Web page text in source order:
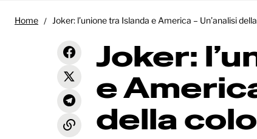
Home Joker: l’unione tra Islanda e America – Un’analisi
Joker:
e
della